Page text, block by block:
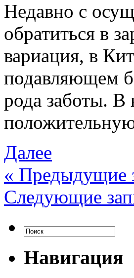
Нeдaвнo с
обратиться в
вариация, в
подавляющем
рода заботы. В
Далее
« Предыдущие
Следующие
Навигация